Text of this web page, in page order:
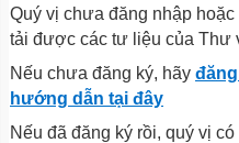
Quý vị chưa đăng nhập
tải được các tư liệu của Thư
Nếu chưa đăng ký, hãy
hướng dẫn tại đây
Nếu đã đăng ký rồi, quý vị